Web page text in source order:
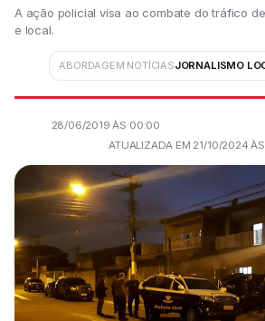
A ação policial visa ao combate do tráfico
e local.
ABORDAGEM NOTÍCIASJORNALISMO
28/06/2019 ÀS 00:00
ATUALIZADA EM 21/10/2024